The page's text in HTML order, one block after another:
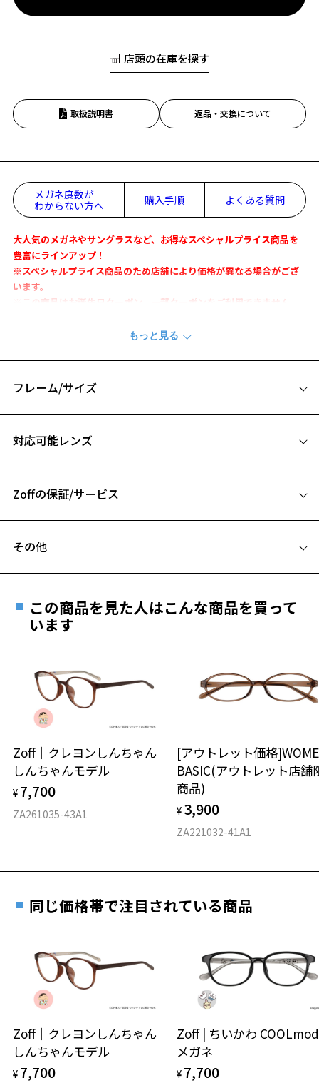
お気に入りに追加済です。
お気に入りリストはこちら
店頭の在庫を探す
取扱説明書 返品・交換について
メガネ度数が
わからない方へ
購入手順 よくある質問
大人気のメガネやサングラスなど、お得なスペシャルプライス商品を
豊富にラインアップ！
※スペシャルプライス商品のため店舗により価格が異なる場合がござ
います。
※この商品はお誕生日クーポン、一部クーポンをご利用できません。
トレンドを意識した、大人顔負けのデザイン。
※柄や色味の出方に個体差があり、画像と異なる場合がございます。
Zoff KIDS (ゾフ･キッズ) 特集ページをみる
フレーム/サイズ
B ブリッジ(鼻部分)の横幅：17mm
お持ちのZoffメガネサイズを確認するには？
仕上がり寸法
D 仕上がりの横幅：約128mm
13.1g
※着脱式サングラス：デモレンズ、アタッチメント込みの重さ
タイプ
材質
対応可能レンズ
フレームとレンズの合計料金を知りたい方へ
Zoffの保証/サービス
安心1 フレーム１年間品質保証
きます。
※保証期間内に交換が行われた場合、保証期間は初期の期間から
延長されません。
安心2 視力測定無料
視力の変化を早めに発見するために、定期的な視
力測定をおすすめいたします。
安心3 かかり具合調整無料
す。
その他
ご希望のお客さまは、「レンズ交換券」をお選びのうえ、
最寄りのZoff実店舗にてレンズをお買い求めください。
※サングラスやパッケージ品では「レンズ交換券」はお選び
談ください。
＜メガネの度数情報がわからない方へ＞
オンラインストアでフレームのみ購入して、
実店舗で度付きにできます
ご購入時に「レンズ交換券」をお選びいただくと、実店舗で
度数を測定のうえ、度付きレンズ（標準セットレンズ）へ無
お近くのZoff実店舗にて度数を測定いただけます（無料）。
その際は記入用紙をダウンロードしてお使いください。
この商品を見た人はこんな商品を買って
います
Zoff｜クレヨンしんちゃん
しんちゃんモデル
¥ 7,700
ZA261035-43A1
[アウトレット価格
BASIC(アウトレット店舗
商品)
¥ 3,900
ZA221032-41A1
同じ価格帯で注目されている商品
Zoff｜クレヨンしんちゃん
しんちゃんモデル
¥ 7,700
Zoff | ちいかわ
メガネ
¥ 7,700